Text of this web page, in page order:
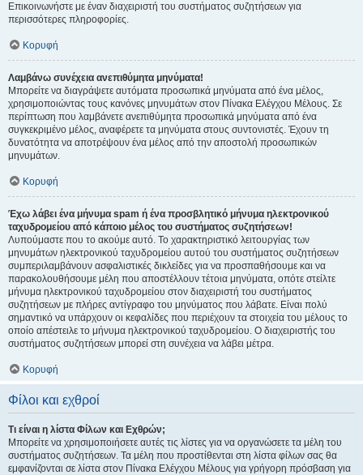
Επικοινωνήστε με έναν διαχειριστή του συστήματος συζητήσεων για
περισσότερες πληροφορίες.
Κορυφή
Λαμβάνω συνέχεια ανεπιθύμητα μηνύματα!
Μπορείτε να διαγράψετε αυτόματα προσωπικά μηνύματα από ένα μέλος,
χρησιμοποιώντας τους κανόνες μηνυμάτων στον Πίνακα Ελέγχου Μέλους. Σε
περίπτωση που λαμβάνετε ανεπιθύμητα προσωπικά μηνύματα από ένα
συγκεκριμένο μέλος, αναφέρετε τα μηνύματα στους συντονιστές. Έχουν τη
δυνατότητα να αποτρέψουν ένα μέλος από την αποστολή προσωπικών
μηνυμάτων.
Κορυφή
Έχω λάβει ένα μήνυμα spam ή ένα προσβλητικό μήνυμα ηλεκτρονικού
ταχυδρομείου από κάποιο μέλος του συστήματος συζητήσεων!
Λυπούμαστε που το ακούμε αυτό. Το χαρακτηριστικό λειτουργίας των
μηνυμάτων ηλεκτρονικού ταχυδρομείου αυτού του συστήματος συζητήσεων
συμπεριλαμβάνουν ασφαλιστικές δικλείδες για να προσπαθήσουμε και να
παρακολουθήσουμε μέλη που αποστέλλουν τέτοια μηνύματα, οπότε στείλτε
μήνυμα ηλεκτρονικού ταχυδρομείου στον διαχειριστή του συστήματος
συζητήσεων με πλήρες αντίγραφο του μηνύματος που λάβατε. Είναι πολύ
σημαντικό να υπάρχουν οι κεφαλίδες που περιέχουν τα στοιχεία του μέλους το
οποίο απέστειλε το μήνυμα ηλεκτρονικού ταχυδρομείου. Ο διαχειριστής του
συστήματος συζητήσεων μπορεί στη συνέχεια να λάβει μέτρα.
Κορυφή
Φίλοι και εχθροί
Τι είναι η λίστα Φίλων και Εχθρών;
Μπορείτε να χρησιμοποιήσετε αυτές τις λίστες για να οργανώσετε τα μέλη του
συστήματος συζητήσεων. Τα μέλη που προστίθενται στη λίστα φίλων σας θα
εμφανίζονται σε λίστα στον Πίνακα Ελέγχου Μέλους για γρήγορη πρόσβαση για